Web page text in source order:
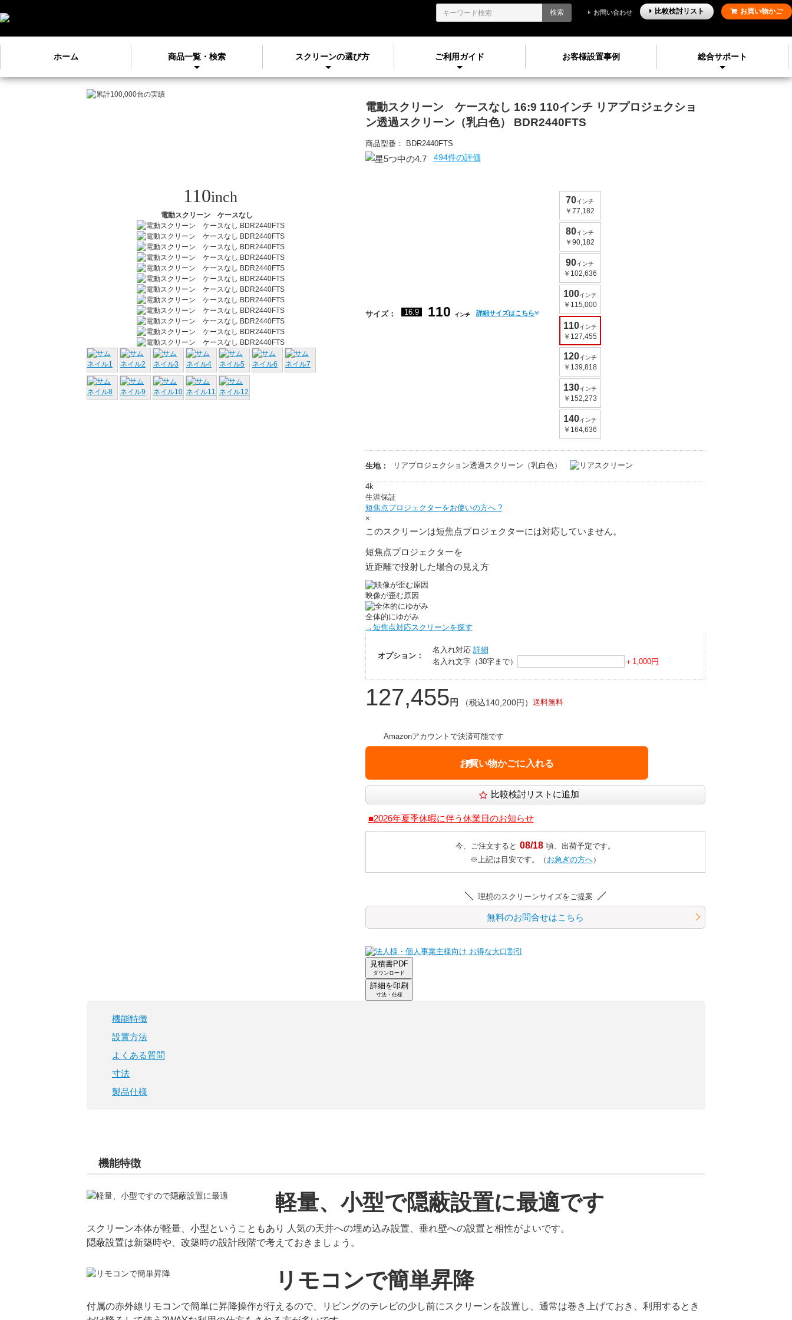
ホーム 商品一覧・検索 スクリーンの選び方 ご利用ガイド お客様設置事例 総合サポート
検索 お問い合わせ 比較検討リスト お買い物かご
110inch
電動スクリーン ケースなし
電動スクリーン ケースなし 16:9 110インチリアプロジェクショ
ン透過スクリーン（乳白色） BDR2440FTS
商品型番：
BDR2440FTS
494件の評価
サイズ： 16:9 110 インチ 詳細サイズはこちら
70インチ
￥77,182
80インチ
￥90,182
90インチ
￥102,636
100インチ
￥115,000
110インチ
￥127,455
120インチ
￥139,818
130インチ
￥152,273
140インチ
￥164,636
生地： リアプロジェクション透過スクリーン（乳白色）
4k
生涯保証
短焦点プロジェクターをお使いの方へ ?
×
このスクリーンは短焦点プロジェクターには対応していません。
短焦点プロジェクターを
近距離で投射した場合の見え方
映像が歪む原因
全体的にゆがみ
→短焦点対応スクリーンを探す
オプション：
名入れ対応 詳細
名入れ文字（30字まで）
＋1,000円
127,455 円 （税込140,200円） 送料無料
Amazonアカウントで決済可能です
■2026年夏季休暇に伴う休業日のお知らせ
今、ご注文すると 08/18 頃、出荷予定です。
※上記は目安です。（ お急ぎの方へ）
理想のスクリーンサイズをご提案
無料のお問合せはこちら
見積書PDF
ダウンロード
詳細を印刷
寸法・仕様
機能特徴
設置方法
よくある質問
寸法
製品仕様
機能特徴
軽量、小型で隠蔽設置に最適です
スクリーン本体が軽量、小型ということもあり 人気の天井への埋め込み設置、垂れ壁への設置と相性がよいです。
隠蔽設置は新築時や、改築時の設計段階で考えておきましょう。
リモコンで簡単昇降
付属の赤外線リモコンで簡単に昇降操作が行えるので、リビングのテレビの少し前にスクリーンを設置し、通常は巻き上げておき、利用するとき